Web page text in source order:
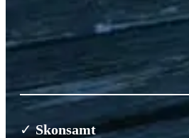
✓Skonsamt